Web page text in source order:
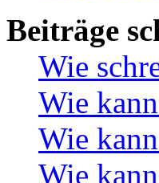
Beiträge
Wie
Wie
Wie
Wie